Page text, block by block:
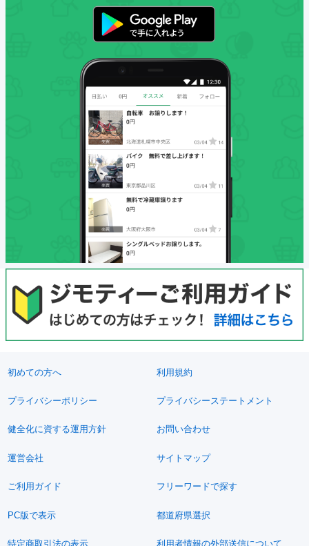
初めての方へ 利用規約
プライバシーポリシー プライバシーステートメント
健全化に資する運用方針 お問い合わせ
運営会社 サイトマップ
ご利用ガイド フリーワードで探す
PC版で表示 都道府県選択
特定商取引法の表示 利用者情報の外部送信について